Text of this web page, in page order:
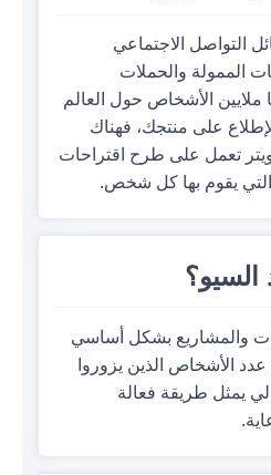
التواصل الاجتماعي
الممولة والحملات
ملايين الأشخاص حول العالم
على منتجك، فهناك
تعمل على طرح اقتراحات
يقوم بها كل شخص.
السيو؟
والمشاريع بشكل أساسي
الأشخاص الذين يزوروا
يمثل طريقة فعالة